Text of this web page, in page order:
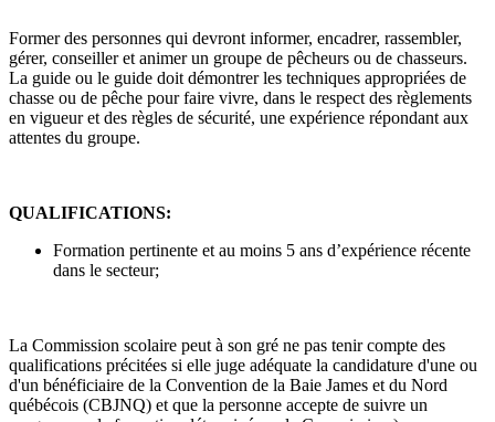
Former des personnes qui devront informer, encadrer, rassembler,
gérer, conseiller et animer un groupe de pêcheurs ou de chasseurs.
La guide ou le guide doit démontrer les techniques appropriées de
chasse ou de pêche pour faire vivre, dans le respect des règlements
en vigueur et des règles de sécurité, une expérience répondant aux
attentes du groupe.
QUALIFICATIONS:
Formation pertinente et au moins 5 ans d’expérience récente
dans le secteur;
La Commission scolaire peut à son gré ne pas tenir compte des
qualifications précitées si elle juge adéquate la candidature d'une ou
d'un bénéficiaire de la Convention de la Baie James et du Nord
québécois (CBJNQ) et que la personne accepte de suivre un